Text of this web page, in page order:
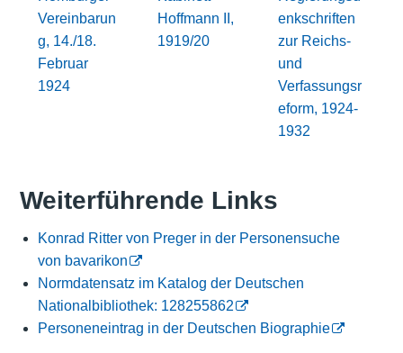
Vereinbarun
g, 14./18.
Februar
1924
Hoffmann II,
1919/20
enkschriften
zur Reichs-
und
Verfassungsr
eform, 1924-
1932
Weiterführende Links
Konrad Ritter von Preger in der Personensuche
von bavarikon
Normdatensatz im Katalog der Deutschen
Nationalbibliothek: 128255862
Personeneintrag in der Deutschen Biographie